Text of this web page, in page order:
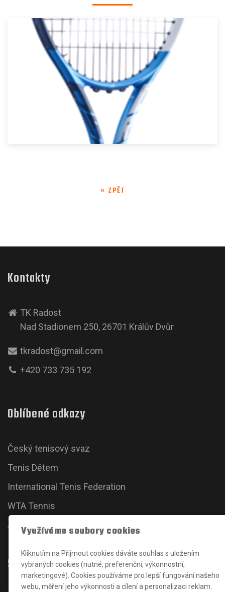
« ZPĚT
Kontakty
TK Radost
Nad Stadionem 250, 26701 Králův Dvůr
tkradost@gmail.com
+420 733 735 192
Oblíbené odkazy
Český tenisový svaz
Tenis Dětem
International Tenis Federation
WTA Tennis
ATP Tour
Sociální sítě
Využíváme soubory cookies
Kliknutím na Přijmout cookies dáváte souhlas s uložením
vybraných cookies (nutné, preferenční, výkonnostní,
marketingové). Cookies používáme pro lepší fungování našeho
webu, měření jeho výkonnosti a cílení a personalizaci reklam.